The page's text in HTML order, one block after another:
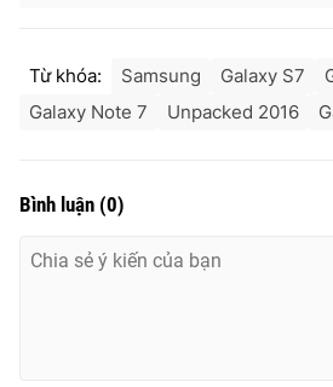
Từ khóa: Samsung Galaxy S7
Galaxy Note 7
Unpacked 2016
Bình luận (0)